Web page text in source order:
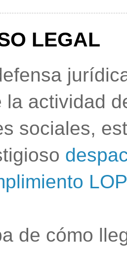
LEGAL
la actividad
sociales,
de cómo